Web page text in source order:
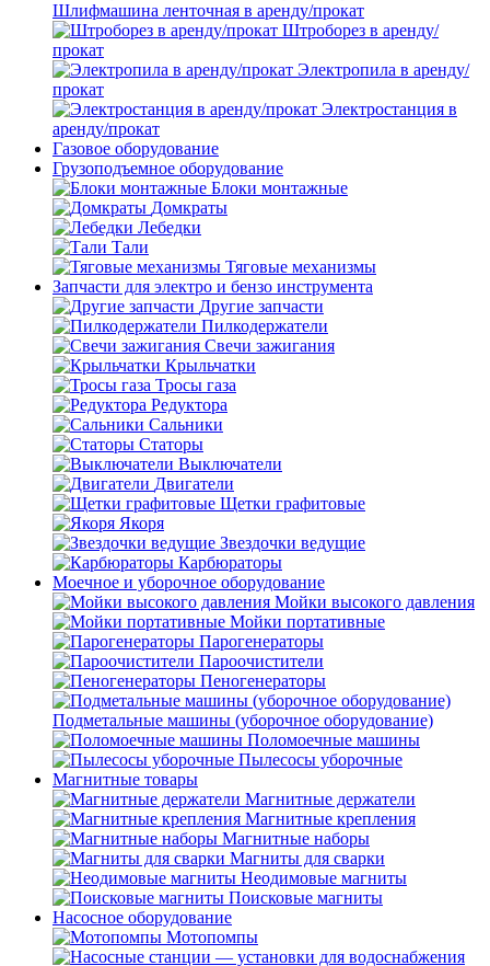
Шлифмашина ленточная в аренду/прокат
Штроборез в аренду/
прокат
Электропила в аренду/
прокат
Электростанция в
аренду/прокат
Газовое оборудование
Грузоподъемное оборудование
Блоки монтажные
Домкраты
Лебедки
Тали
Тяговые механизмы
Запчасти для электро и бензо инструмента
Другие запчасти
Пилкодержатели
Свечи зажигания
Крыльчатки
Тросы газа
Редуктора
Сальники
Статоры
Выключатели
Двигатели
Щетки графитовые
Якоря
Звездочки ведущие
Карбюраторы
Моечное и уборочное оборудование
Мойки высокого давления
Мойки портативные
Парогенераторы
Пароочистители
Пеногенераторы
Подметальные машины (уборочное оборудование)
Поломоечные машины
Пылесосы уборочные
Магнитные товары
Магнитные держатели
Магнитные крепления
Магнитные наборы
Магниты для сварки
Неодимовые магниты
Поисковые магниты
Насосное оборудование
Мотопомпы